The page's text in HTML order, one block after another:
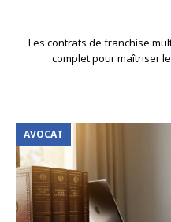
Les contrats de franchise
complet pour maîtriser
AVOCAT